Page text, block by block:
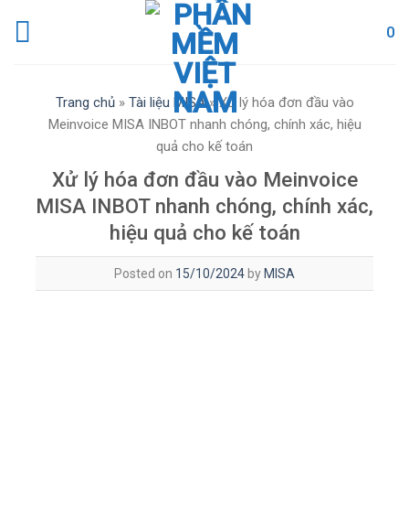
0
Trang chủ» Tài liệu MISA»Xử lý hóa đơn đầu vào
Meinvoice MISA INBOT nhanh chóng, chính xác, hiệu
quả cho kế toán
Xử lý hóa đơn đầu vào Meinvoice
MISA INBOT nhanh chóng, chính xác,
hiệu quả cho kế toán
Posted on 15/10/2024 by MISA